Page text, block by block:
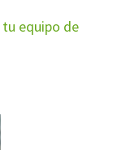
equipo de